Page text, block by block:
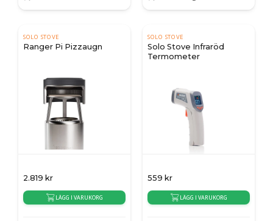
SOLO STOVE
Ranger Pi Pizzaugn
2.819 kr
LÄGG I VARUKORG
SOLO STOVE
Solo Stove Infraröd
Termometer
559 kr
LÄGG I VARUKORG